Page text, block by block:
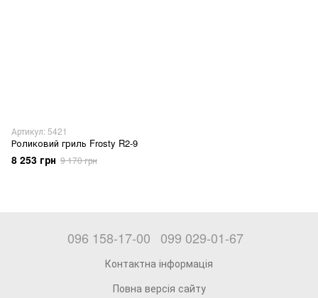
Артикул: 5421
Роликовий гриль Frosty R2-9
8 253 грн 9 170 грн
096 158-17-00 099 029-01-67
Контактна інформація
Повна версія сайту